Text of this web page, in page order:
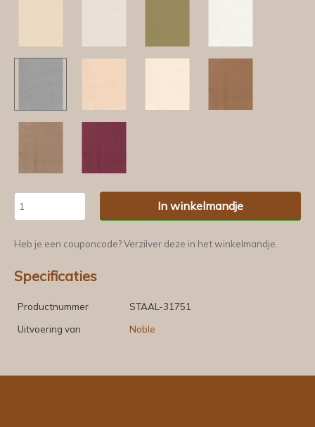
In winkelmandje
Heb je een couponcode? Verzilver deze in het winkelmandje.
Specificaties
Productnummer
STAAL-31751
Uitvoering van
Noble